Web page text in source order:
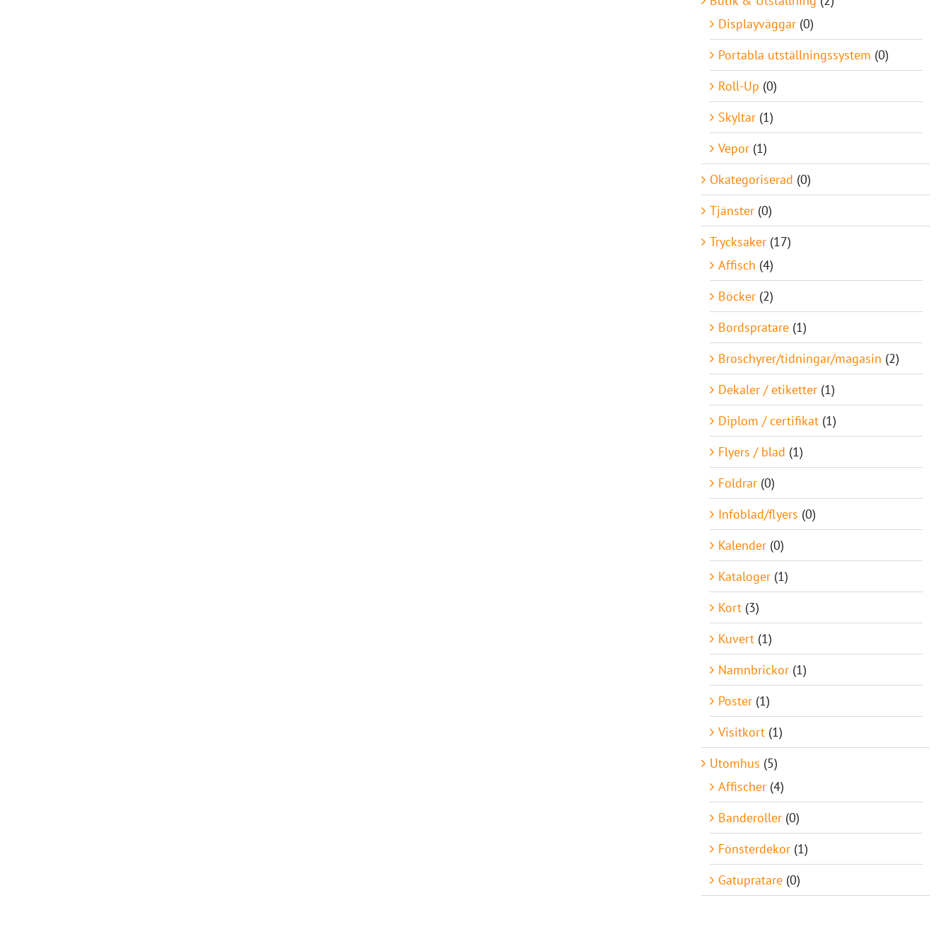
Displayväggar (0)
Portabla utställningssystem (0)
Roll-Up (0)
Skyltar (1)
Vepor (1)
Okategoriserad (0)
Tjänster (0)
Trycksaker (17)
Affisch (4)
Böcker (2)
Bordspratare (1)
Broschyrer/tidningar/magasin (2)
Dekaler / etiketter (1)
Diplom / certifikat (1)
Flyers / blad (1)
Foldrar (0)
Infoblad/flyers (0)
Kalender (0)
Kataloger (1)
Kort (3)
Kuvert (1)
Namnbrickor (1)
Poster (1)
Visitkort (1)
Utomhus (5)
Affischer (4)
Banderoller (0)
Fönsterdekor (1)
Gatupratare (0)